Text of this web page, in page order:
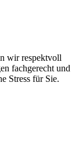
wir respektvoll
fachgerecht und
Stress für Sie.